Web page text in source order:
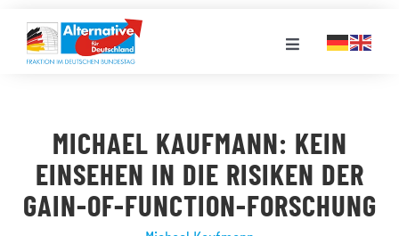
Inhalt
springen
Toggle
LANDESGRUPPEN
VERANSTALTUNGEN
MICHAEL KAUFMANN: KEIN
EINSEHEN IN DIE RISIKEN DER
GAIN-OF-FUNCTION-FORSCHUNG